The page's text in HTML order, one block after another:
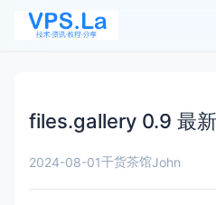
files.gallery 0.9 最
2024-08-01干货茶馆John